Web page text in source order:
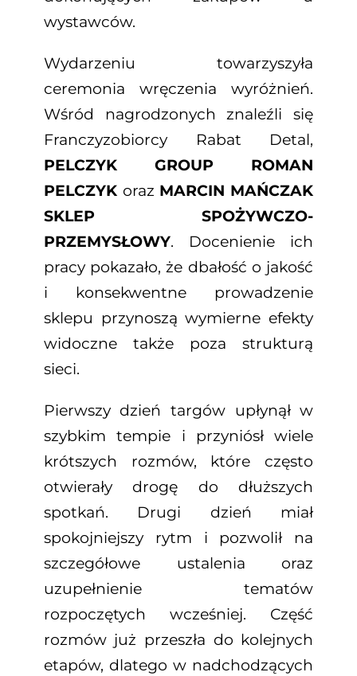
wystawców.
Wydarzeniu towarzyszyła
ceremonia wręczenia wyróżnień.
Wśród nagrodzonych znaleźli się
Franczyzobiorcy Rabat Detal,
PELCZYK GROUP ROMAN
PELCZYKoraz MARCIN MAŃCZAK
SKLEP SPOŻYWCZO-
PRZEMYSŁOWY. Docenienie ich
pracy pokazało, że dbałość o jakość
i konsekwentne prowadzenie
sklepu przynoszą wymierne efekty
widoczne także poza strukturą
sieci.
Pierwszy dzień targów upłynął w
szybkim tempie i przyniósł wiele
krótszych rozmów, które często
otwierały drogę do dłuższych
spotkań. Drugi dzień miał
spokojniejszy rytm i pozwolił na
szczegółowe ustalenia oraz
uzupełnienie tematów
rozpoczętych wcześniej. Część
rozmów już przeszła do kolejnych
etapów, dlatego w nadchodzących